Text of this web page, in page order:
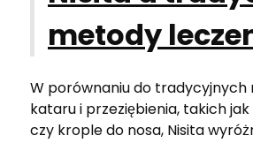
metody
W porównaniu do tradycyjnych
kataru i przeziębienia, takich
czy krople do nosa, Nisita